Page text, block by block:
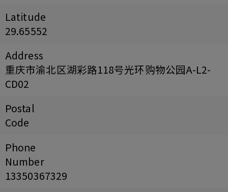
Latitude
29.65552
Address
重庆市渝北区湖彩路118号光环购物公园A-L2-
CD02
Postal
Code
Phone
Number
13350367329